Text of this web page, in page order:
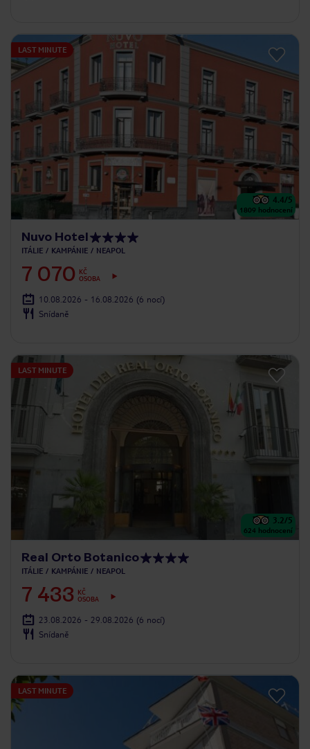
LAST MINUTE
4.4/5
1809 hodnocení
Nuvo Hotel
ITÁLIE KAMPÁNIE NEAPOL
7 070
KČ
OSOBA
10.08.2026 - 16.08.2026 (6 nocí)
Snídaně
LAST MINUTE
3.2/5
624 hodnocení
Real Orto Botanico
ITÁLIE KAMPÁNIE NEAPOL
7 433
KČ
OSOBA
23.08.2026 - 29.08.2026 (6 nocí)
Snídaně
LAST MINUTE